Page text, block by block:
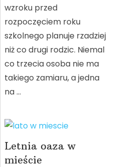
wzroku przed
rozpoczęciem roku
szkolnego planuje rzadziej
niż co drugi rodzic. Niemal
co trzecia osoba nie ma
takiego zamiaru, a jedna
na …
Letnia oaza w
mieście